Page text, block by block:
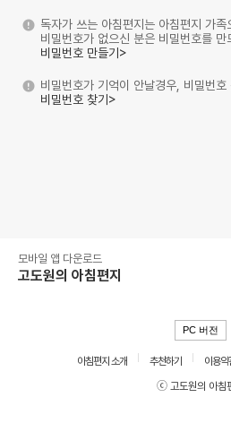
독자가 쓰는 아침편지는 아침편지 가
비밀번호가 없으신 분은 비밀번호를
비밀번호 만들기>
비밀번호가 기억이 안날경우, 비밀번
비밀번호 찾기>
모바일 앱 다운로드
고도원의 아침편지
PC 버전
아침편지 소개 추천하기 이용약
ⓒ 고도원의 아침